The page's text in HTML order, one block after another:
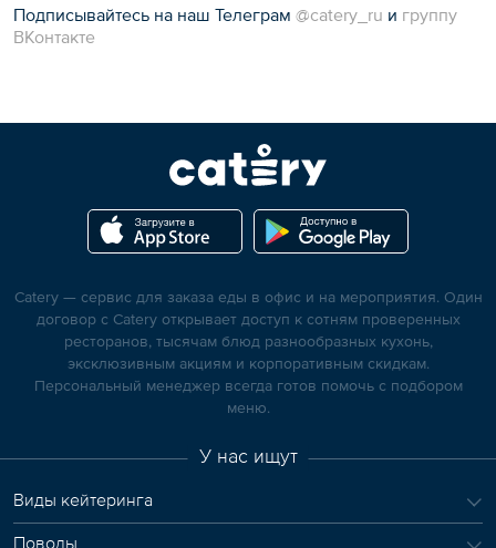
Подписывайтесь на наш Телеграм @catery_ru и группу
ВКонтакте
Catery — сервис для заказа еды в офис и на мероприятия. Один
договор с Catery открывает доступ к сотням проверенных
ресторанов, тысячам блюд разнообразных кухонь,
эксклюзивным акциям и корпоративным скидкам.
Персональный менеджер всегда готов помочь с подбором
меню.
У нас ищут
Виды кейтеринга